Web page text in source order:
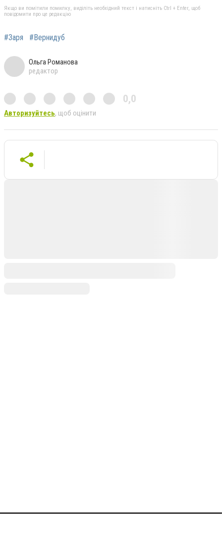
Якщо ви помітили помилку, виділіть необхідний текст і натисніть Ctrl + Enter, щоб
повідомити про це редакцію
#Заря #Вернидуб
Ольга Романова
редактор
0,0
Авторизуйтесь, щоб оцінити